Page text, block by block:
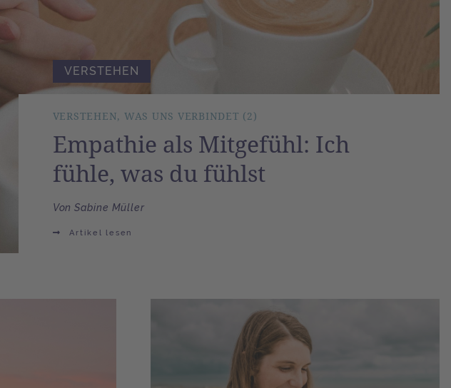
VERSTEHEN
VERSTEHEN, WAS UNS VERBINDET (2)
Empathie als Mitgefühl: Ich
fühle, was du fühlst
Von Sabine Müller
Artikel lesen